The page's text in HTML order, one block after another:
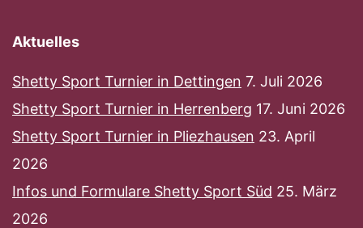
Aktuelles
Shetty Sport Turnier in Dettingen 7. Juli 2026
Shetty Sport Turnier in Herrenberg 17. Juni 2026
Shetty Sport Turnier in Pliezhausen 23. April
2026
Infos und Formulare Shetty Sport Süd 25. März
2026